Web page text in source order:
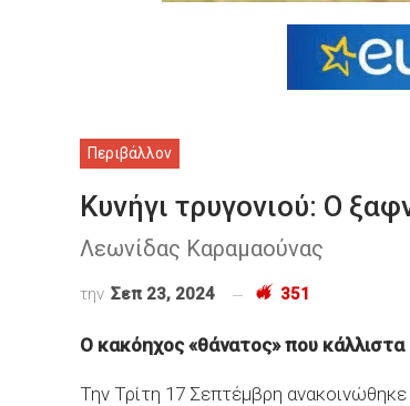
Περιβάλλον
Κυνήγι τρυγονιού: Ο
Λεωνίδας Καραμαούνας
την Σεπ 23, 2024 351
Ο κακόηχος «θάνατος» που
Την Τρίτη 17 Σεπτέμβρη